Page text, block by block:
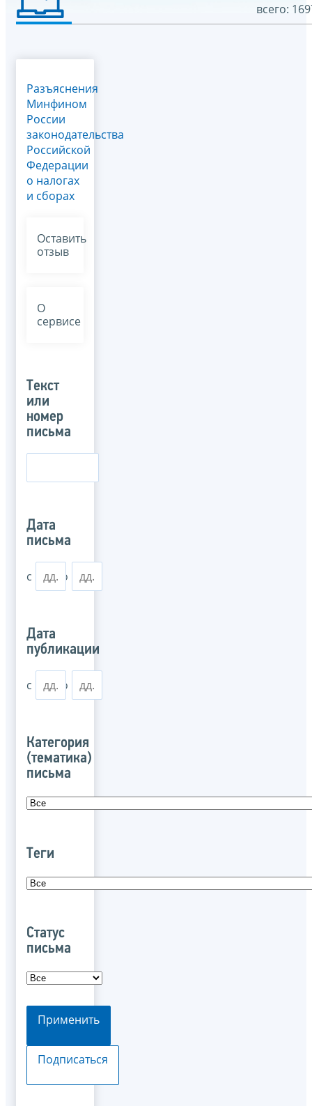
всего:
Разъяснения
Минфином
России
законодательства
Российской
Федерации
о налогах
и сборах
Оставить
отзыв
О
сервисе
Текст
или
номер
письма
Дата
письма
с по
Дата
публикации
с по
Категория
(тематика)
письма
Теги
Статус
письма
Применить
Подписаться